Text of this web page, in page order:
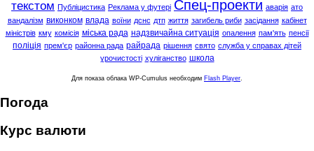
текстом Публіцистика Реклама у футері Спец-проекти аварія ато
вандалізм виконком влада воїни дснс дтп життя загибель риби засідання кабінет
міністрів кму комісія міська рада надзвичайна ситуація опалення пам'ять пенсії
поліція прем'єр районна рада райрада рішення свято служба у справах дітей
урочистості хуліганство школа
Для показа облака WP-Cumulus необходим Flash Player
Погода
Курс валюти